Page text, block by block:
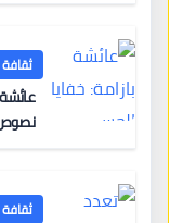
ثقافة
ثقافة